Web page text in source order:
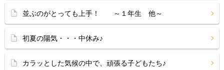
並ぶのがとっても上手！ ～１年生 他～
初夏の陽気・・・中休み♪
カラッとした気候の中で、頑張る子どもたち♪